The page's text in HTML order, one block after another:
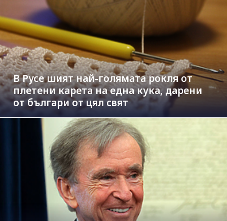
В Русе шият най-голямата рокля от
плетени карета на една кука, дарени
от българи от цял свят